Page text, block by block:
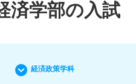
済学部の入試
経済政策学科